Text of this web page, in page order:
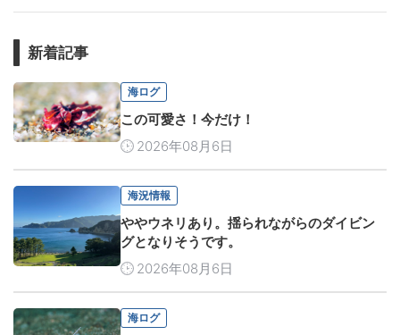
新着記事
海ログ
この可愛さ！今だけ！
2026年08月6日
海況情報
ややウネリあり。揺られながらのダイビン
グとなりそうです。
2026年08月6日
海ログ